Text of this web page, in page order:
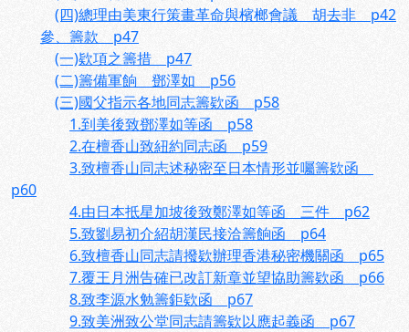
(四)總理由美東行策畫革命與檳榔會議 胡去非 p42
參、籌款 p47
(一)欵項之籌措 p47
(二)籌備軍餉 鄧澤如 p56
(三)國父指示各地同志籌欵函 p58
1.到美後致鄧澤如等函 p58
2.在檀香山致紐約同志函 p59
3.致檀香山同志述秘密至日本情形並囑籌欵函
p60
4.由日本抵星加坡後致鄭澤如等函 三件 p62
5.致劉易初介紹胡漢民接洽籌餉函 p64
6.致檀香山同志請撥欵辦理香港秘密機關函 p65
7.覆王月洲告確已改訂新章並望協助籌欵函 p66
8.致李源水勉籌鉅欵函 p67
9.致美洲致公堂同志請籌欵以應起義函 p67